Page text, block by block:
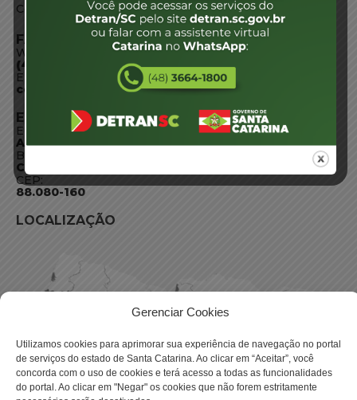
Gerenciar Cookies
Utilizamos cookies para aprimorar sua experiência de navegação no portal
de serviços do estado de Santa Catarina. Ao clicar em “Aceitar”, você
concorda com o uso de cookies e terá acesso a todas as funcionalidades
do portal. Ao clicar em "Negar" os cookies que não forem estritamente
Conheça SC
FALE CONOSCO
WhatsApp:
(48) 3664-1800
E-mail:
centraldeinformacoes@detran.sc.gov.br
ENDEREÇO
Endereço:
Av. Almirante Tamandaré - 480
Bairro:
Coqueiros, Florianópolis SC
CEP:
88.080-160
LOCALIZAÇÃO